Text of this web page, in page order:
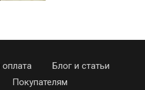
Блог и статьи
Покупателям